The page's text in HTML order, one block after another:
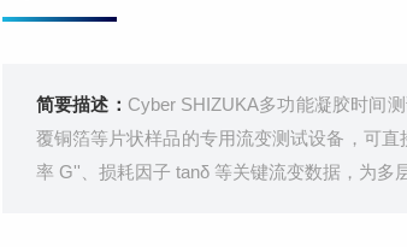
简要描述： Cyber SHIZUKA多功能凝胶时间
覆铜箔等片状样品的专用流变测试设备，可
率 G''、损耗因子 tanδ 等关键流变数据，为多